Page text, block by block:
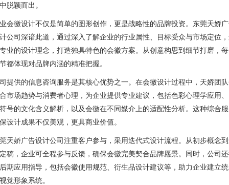
脱颖而出。
会徽设计不仅是简单的图形创作，更是战略性的品牌投资。东莞天娇
公司深谙此道，通过深入了解企业的行业属性、目标受众与市场定位
业的设计理念，打造独具特色的会徽方案。从创意构思到细节打磨，
都体现对品牌内涵的精准把握。
提供的信息咨询服务是其核心优势之一。在会徽设计过程中，天娇团
市场趋势与消费者心理，为企业提供专业建议，包括色彩心理学应用
号的文化含义解析，以及会徽在不同媒介上的适配性分析。这种综合
设计成果不仅美观，更具商业价值。
天娇广告设计公司注重客户参与，采用迭代式设计流程。从初步概念
稿，企业可全程参与反馈，确保会徽完美契合品牌愿景。同时，公司
期应用指导，包括会徽使用规范、衍生品设计建议等，助力企业建立
觉形象系统。